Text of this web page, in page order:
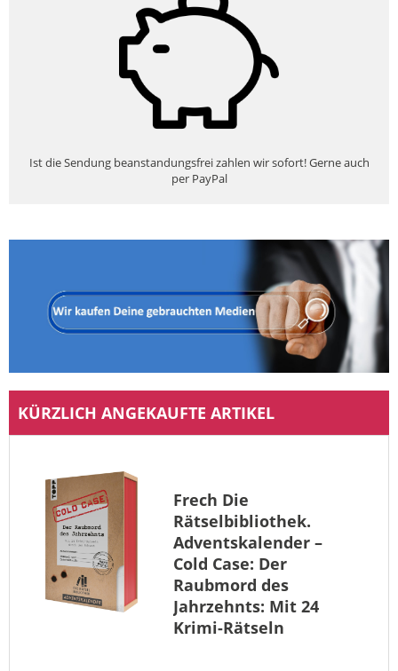
Ist die Sendung beanstandungsfrei zahlen wir sofort! Gerne auch
per PayPal
KÜRZLICH ANGEKAUFTE ARTIKEL
Frech Die
Rätselbibliothek.
Adventskalender –
Cold Case: Der
Raubmord des
Jahrzehnts: Mit 24
Krimi-Rätseln